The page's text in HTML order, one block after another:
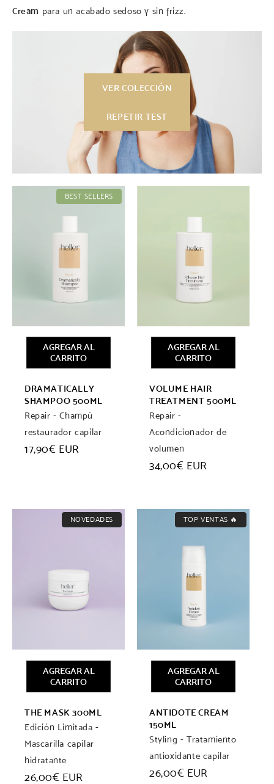
Cream para un acabado sedoso y sin frizz.
VER COLECCIÓN
REPETIR TEST
BEST SELLERS
DRAMATICALLY
SHAMPOO 500ML
Repair - Champú
restaurador capilar
Precio
17,90€ EUR
AGREGAR AL
CARRITO
VOLUME HAIR
TREATMENT 500ML
Repair -
Acondicionador de
volumen
Precio
34,00€ EUR
AGREGAR AL
CARRITO
NOVEDADES
THE MASK 300ML
Edición Limitada -
Mascarilla capilar
hidratante
Precio
26,00€ EUR
AGREGAR AL
CARRITO
TOP VENTAS 🔥
ANTIDOTE CREAM
150ML
Styling - Tratamiento
antioxidante capilar
Precio
26,00€ EUR
AGREGAR AL
CARRITO